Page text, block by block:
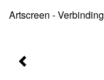
Artscreen - Verbinding